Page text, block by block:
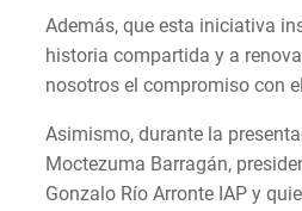
Además, que esta iniciativa
historia compartida y a
nosotros el compromiso con
Asimismo, durante la
Moctezuma Barragán,
Gonzalo Río Arronte IAP y